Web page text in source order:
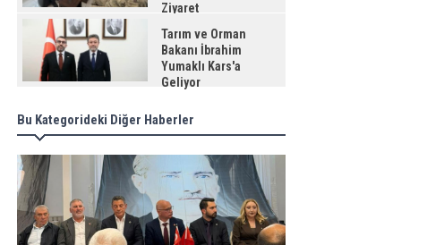
Ziyaret
Tarım ve Orman
Bakanı İbrahim
Yumaklı Kars'a
Geliyor
Bu Kategorideki Diğer Haberler